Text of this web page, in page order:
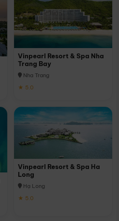
Vinpearl Resort & Spa Nha
Trang Bay
Nha Trang
★ 5.0
Vinpearl Resort & Spa Ha
Long
Hạ Long
★ 5.0